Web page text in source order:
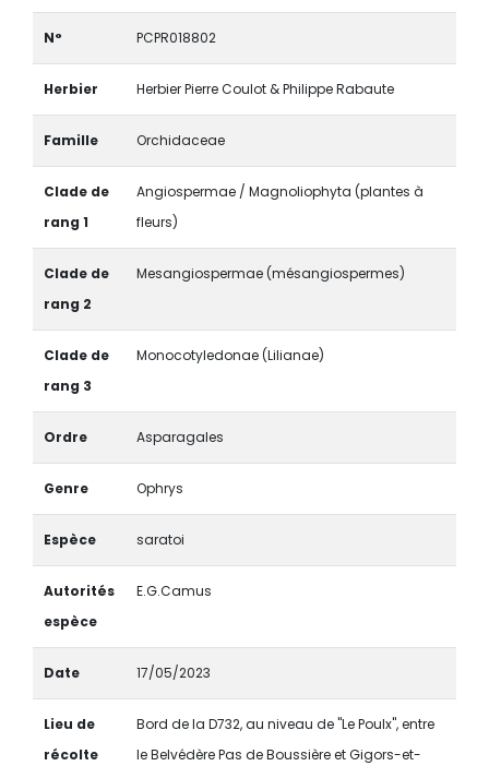
N° PCPR018802
Herbier Herbier Pierre Coulot & Philippe Rabaute
Famille Orchidaceae
Clade de
rang 1
Angiospermae / Magnoliophyta (plantes à
fleurs)
Clade de
rang 2
Mesangiospermae (mésangiospermes)
Clade de
rang 3
Monocotyledonae (Lilianae)
Ordre Asparagales
Genre Ophrys
Espèce saratoi
Autorités
espèce
E.G.Camus
Date 17/05/2023
Lieu de
récolte
Bord de la D732, au niveau de "Le Poulx", entre
le Belvédère Pas de Boussière et Gigors-et-